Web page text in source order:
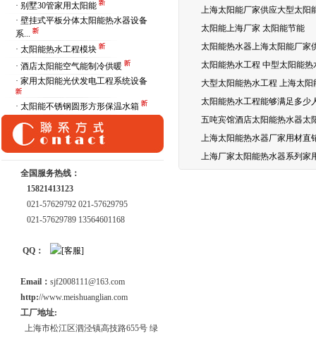
· 别墅30管家用太阳能
· 壁挂式平板分体太阳能热水器设备
系...
· 太阳能热水工程模块
· 酒店太阳能空气能制冷供暖
· 家用太阳能光伏发电工程系统设备
· 太阳能不锈钢圆形方形保温水箱
全国服务热线：
15821413123
021-57629792 021-57629795
021-57629789 13564601168
QQ：
Email： sjf2008111@163.com
http://www.meishuanglian.com
工厂地址:
上海市松江区泗泾镇高技路655号 绿
上海太阳能厂家供应大型太阳
太阳能上海厂家 太阳能节能
太阳能热水器上海太阳能厂家
太阳能热水工程 中型太阳能热
大型太阳能热水工程 上海太阳
太阳能热水工程能够满足多少
五吨宾馆酒店太阳能热水器太
上海太阳能热水器厂家用材直
上海厂家太阳能热水器系列家